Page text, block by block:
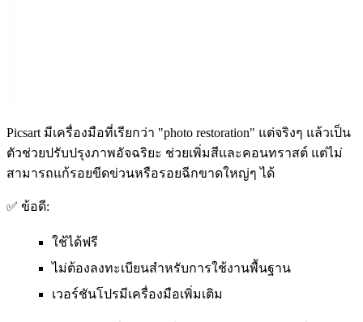
Picsart มีเครื่องมือที่เรียกว่า "photo restoration" แต่จริงๆ แล้วเป็น
ตัวช่วยปรับปรุงภาพอัจฉริยะ ช่วยเพิ่มสีและคอนทราสต์ แต่ไม่
สามารถแก้รอยขีดข่วนหรือรอยฉีกขาดใหญ่ๆ ได้
✅ ข้อดี:
ใช้ได้ฟรี
ไม่ต้องลงทะเบียนสำหรับการใช้งานพื้นฐาน
เวอร์ชันโปรมีเครื่องมือเพิ่มเติม